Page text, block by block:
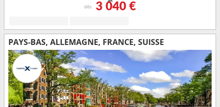
dès 3 040 €
PAYS-BAS, ALLEMAGNE, FRANCE, SUISSE